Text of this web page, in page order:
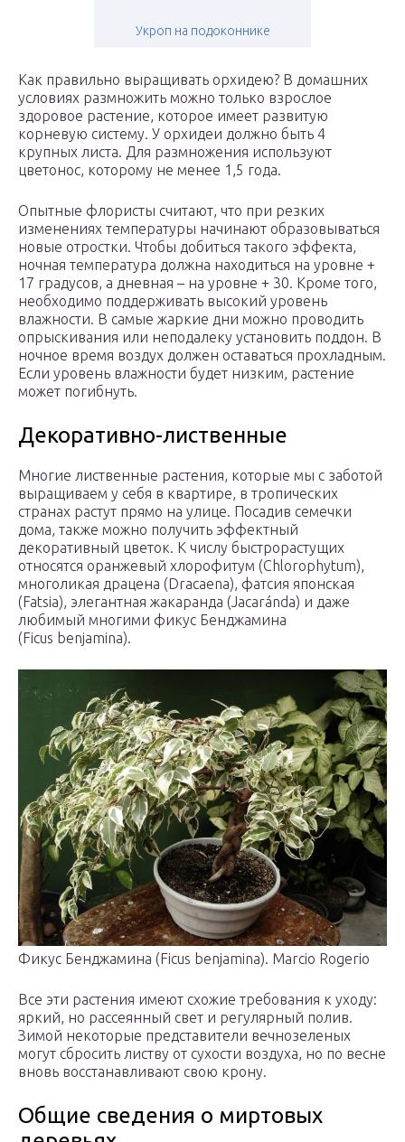
Укроп на подоконнике
Как правильно выращивать орхидею? В домашних
условиях размножить можно только взрослое
здоровое растение, которое имеет развитую
корневую систему. У орхидеи должно быть 4
крупных листа. Для размножения используют
цветонос, которому не менее 1,5 года.
Опытные флористы считают, что при резких
изменениях температуры начинают образовываться
новые отростки. Чтобы добиться такого эффекта,
ночная температура должна находиться на уровне +
17 градусов, а дневная – на уровне + 30. Кроме того,
необходимо поддерживать высокий уровень
влажности. В самые жаркие дни можно проводить
опрыскивания или неподалеку установить поддон. В
ночное время воздух должен оставаться прохладным.
Если уровень влажности будет низким, растение
может погибнуть.
Декоративно-лиственные
Многие лиственные растения, которые мы с заботой
выращиваем у себя в квартире, в тропических
странах растут прямо на улице. Посадив семечки
дома, также можно получить эффектный
декоративный цветок. К числу быстрорастущих
относятся оранжевый хлорофитум (Chlorophytum),
многоликая драцена (Dracaena), фатсия японская
(Fatsia), элегантная жакаранда (Jacaránda) и даже
любимый многими фикус Бенджамина
(Ficus benjamina).
Фикус Бенджамина (Ficus benjamina). Marcio Rogerio
Все эти растения имеют схожие требования к уходу:
яркий, но рассеянный свет и регулярный полив.
Зимой некоторые представители вечнозеленых
могут сбросить листву от сухости воздуха, но по весне
вновь восстанавливают свою крону.
Общие сведения о миртовых